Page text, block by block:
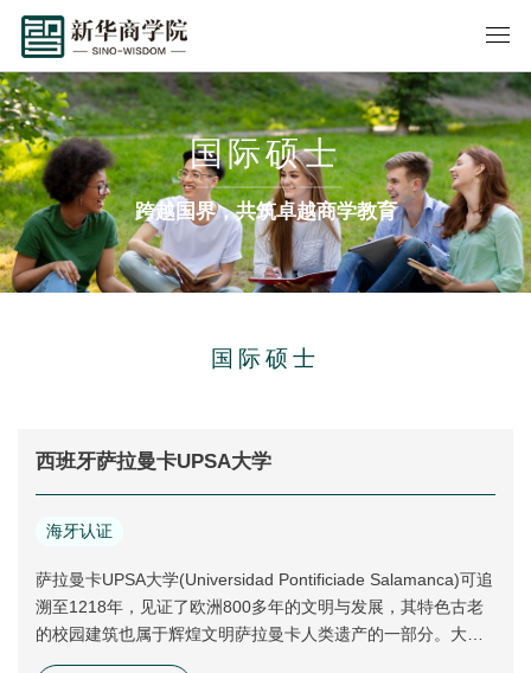
国际硕士
跨越国界，共筑卓越商学教育
国际硕士
西班牙萨拉曼卡UPSA大学
海牙认证
萨拉曼卡UPSA大学(Universidad Pontificiade Salamanca)可追
溯至1218年，见证了欧洲800多年的文明与发展，其特色古老
的校园建筑也属于辉煌文明萨拉曼卡人类遗产的一部分。大学
位于西班牙萨拉曼卡省首府，属于卡斯蒂利亚-莱昂自治区